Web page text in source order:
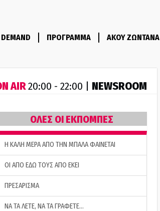
ΠΡΟΓΡΑΜΜΑ ΑΚΟΥ ΖΩΝΤΑΝΑ
AIR20:00 - 22:00 | NEWSROOM
ΟΛΕΣ ΟΙ ΕΚΠΟΜΠΕΣ
H ΚΑΛΗ ΜΕΡΑ ΑΠΟ ΤΗΝ ΜΠΑΛΑ ΦΑΙΝΕΤΑΙ
ΟΙ ΑΠΟ ΕΔΩ ΤΟΥΣ ΑΠΟ ΕΚΕΙ
ΠΡΕΣΑΡΙΣΜΑ
ΝΑ ΤΑ ΛΕΤΕ, ΝΑ ΤΑ ΓΡΑΦΕΤΕ…